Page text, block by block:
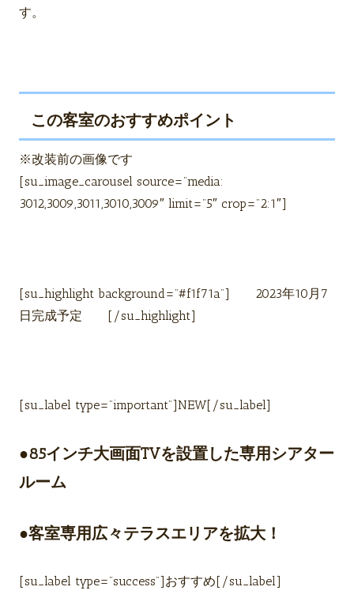
す。
この客室のおすすめポイント
※改装前の画像です
[su_image_carousel source=”media:
3012,3009,3011,3010,3009″ limit=”5″ crop=”2:1″]
[su_highlight background=”#f1f71a”] 2023年10月7
日完成予定 [/su_highlight]
[su_label type=”important”]NEW[/su_label]
●85インチ大画面TVを設置した専用シアター
ルーム
●客室専用広々テラスエリアを拡大！
[su_label type=”success”]おすすめ[/su_label]